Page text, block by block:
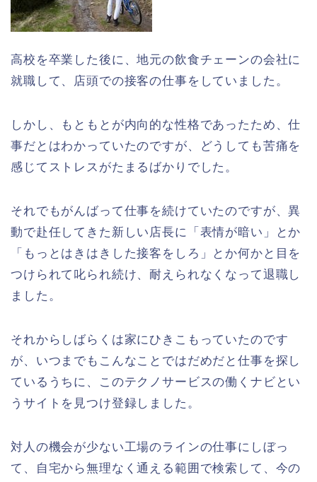
高校を卒業した後に、地元の飲食チェーンの会社に
就職して、店頭での接客の仕事をしていました。
しかし、もともとが内向的な性格であったため、仕
事だとはわかっていたのですが、どうしても苦痛を
感じてストレスがたまるばかりでした。
それでもがんばって仕事を続けていたのですが、異
動で赴任してきた新しい店長に「表情が暗い」とか
「もっとはきはきした接客をしろ」とか何かと目を
つけられて叱られ続け、耐えられなくなって退職し
ました。
それからしばらくは家にひきこもっていたのです
が、いつまでもこんなことではだめだと仕事を探し
ているうちに、このテクノサービスの働くナビとい
うサイトを見つけ登録しました。
対人の機会が少ない工場のラインの仕事にしぼっ
て、自宅から無理なく通える範囲で検索して、今の